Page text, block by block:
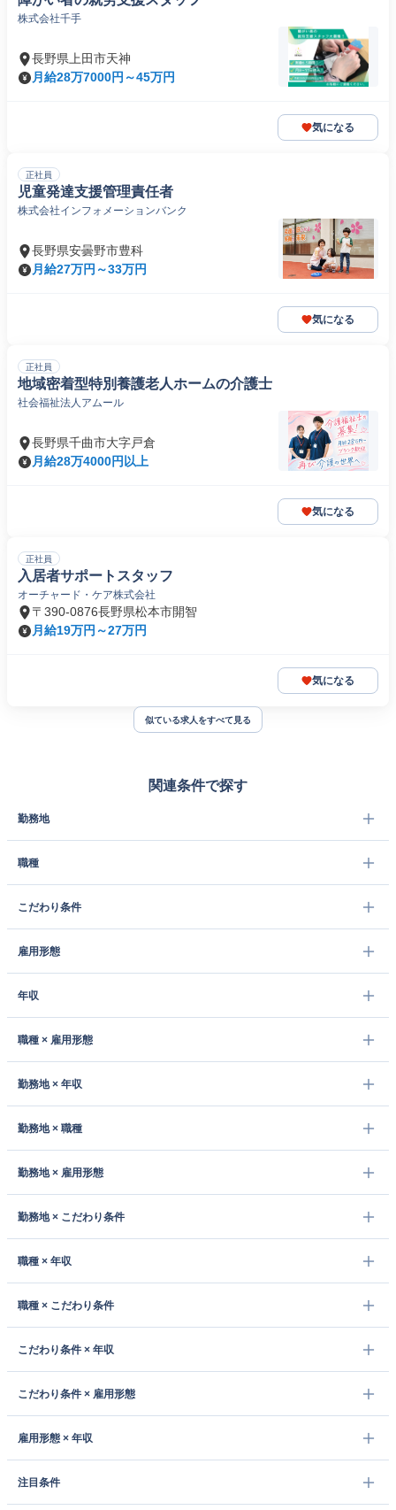
株式会社千手
長野県上田市天神
月給28万7000円～45万円
気になる
正社員
児童発達支援管理責任者
株式会社インフォメーションバンク
長野県安曇野市豊科
月給27万円～33万円
気になる
正社員
地域密着型特別養護老人ホームの介護士
社会福祉法人アムール
長野県千曲市大字戸倉
月給28万4000円以上
気になる
正社員
入居者サポートスタッフ
オーチャード・ケア株式会社
〒390-0876長野県松本市開智
月給19万円～27万円
気になる
似ている求人をすべて見る
関連条件で探す
勤務地
職種
こだわり条件
雇用形態
年収
職種 × 雇用形態
勤務地 × 年収
勤務地 × 職種
勤務地 × 雇用形態
勤務地 × こだわり条件
職種 × 年収
職種 × こだわり条件
こだわり条件 × 年収
こだわり条件 × 雇用形態
雇用形態 × 年収
注目条件